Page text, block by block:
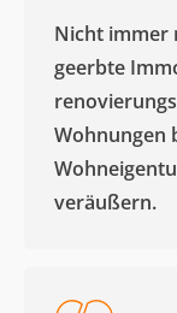
Nicht immer
geerbte
Wohnungen
veräußern. ​